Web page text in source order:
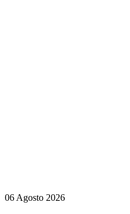
06 Agosto 2026